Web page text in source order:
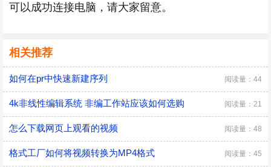
可以成功连接电脑，请大家留意。
相关推荐
如何在pr中快速新建序列 阅读量：44
4k非线性编辑系统 非编工作站应该如何选购 阅读量：21
怎么下载网页上观看的视频 阅读量：48
格式工厂如何将视频转换为MP4格式 阅读量：45